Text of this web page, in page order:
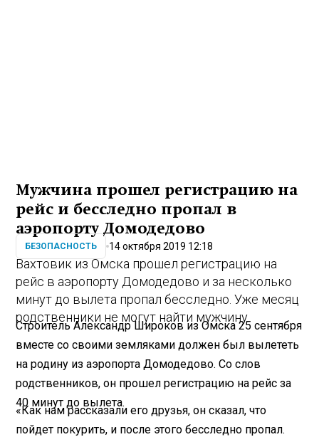
Мужчина прошел регистрацию на
рейс и бесследно пропал в
аэропорту Домодедово
БЕЗОПАСНОСТЬ 14 октября 2019 12:18
Вахтовик из Омска прошел регистрацию на
рейс в аэропорту Домодедово и за несколько
минут до вылета пропал бесследно. Уже месяц
родственники не могут найти мужчину.
Строитель Александр Широков из Омска 25 сентября
вместе со своими земляками должен был вылететь
на родину из аэропорта Домодедово. Со слов
родственников, он прошел регистрацию на рейс за
40 минут до вылета.
«Как нам рассказали его друзья, он сказал, что
пойдет покурить, и после этого бесследно пропал.